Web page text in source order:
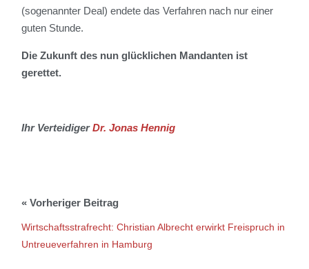
(sogenannter Deal) endete das Verfahren nach nur einer
guten Stunde.
Die Zukunft des nun glücklichen Mandanten ist
gerettet.
Ihr VerteidigerDr. Jonas Hennig
Wirtschaftsstrafrecht: Christian Albrecht erwirkt Freispruch in
Untreueverfahren in Hamburg